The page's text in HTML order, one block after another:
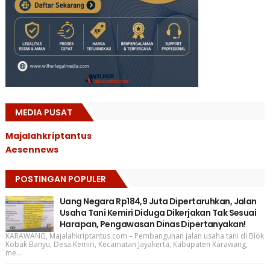
MEDIA PUSAT
Majalahkriptantus
Aesennews
POSTINGAN POPULER
Uang Negara Rp184,9 Juta Dipertaruhkan, Jalan
Usaha Tani Kemiri Diduga Dikerjakan Tak Sesuai
Harapan, Pengawasan Dinas Dipertanyakan!
KARAWANG, Majalahkriptantus.com – Pembangunan jalan usaha tani di Blok
Kobak Banyu, Desa Kemiri, Kecamatan Jayakerta, Kabupaten Karawang,
me...